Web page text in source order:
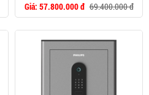
Giá: 57.800.000 đ 69.400.000 đ